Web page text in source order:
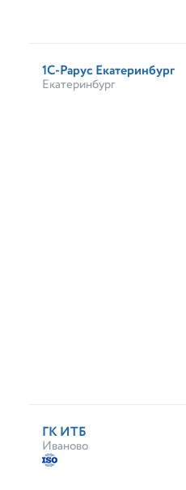
1С-Рарус Екатеринбург
Екатеринбург
ГК ИТБ
Иваново